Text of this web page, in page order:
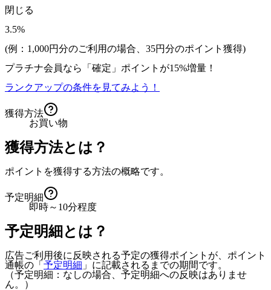
閉じる
3.5%
(例：1,000円分のご利用の場合、 35円分のポイント獲得)
プラチナ会員なら
「確定」 ポイントが15%増量！
ランクアップの条件を見てみよう！
獲得方法
お買い物
獲得方法とは？
ポイントを獲得する方法の概略です。
予定明細
即時～10分程度
予定明細とは？
広告ご利用後に反映される予定の獲得ポイントが、ポイント
通帳の「 予定明細 」に記載されるまでの期間です。
（予定明細：なしの場合、予定明細への反映はありませ
ん。）